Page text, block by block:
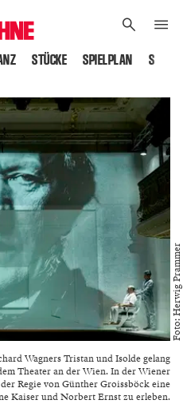
STÜCKE SPIELPLAN
Wagners Tristan und Isolde gelang
Theater an der Wien. In der Wiener
Regie von Günther Groissböck eine
Kaiser und Norbert Ernst zu erleben.
Foto: Herwig Prammer